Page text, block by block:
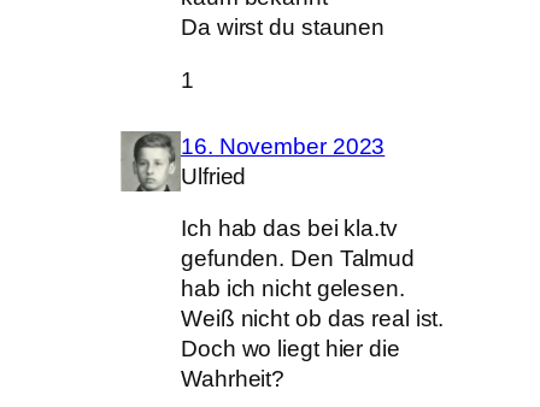
Da wirst du staunen
1
16. November 2023
Ulfried
Ich hab das bei kla.tv
gefunden. Den Talmud
hab ich nicht gelesen.
Weiß nicht ob das real ist.
Doch wo liegt hier die
Wahrheit?